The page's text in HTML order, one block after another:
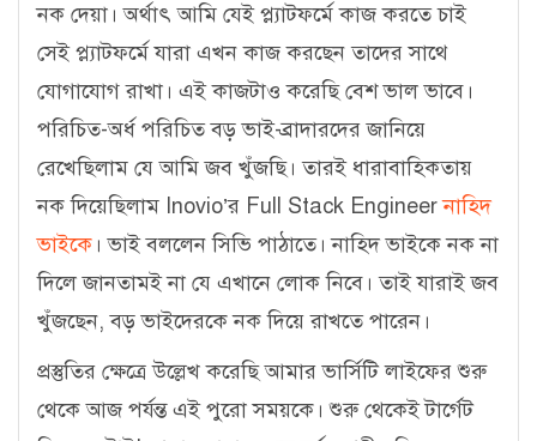
নক দেয়া। অর্থাৎ আমি যেই প্ল্যাটফর্মে কাজ করতে চাই
সেই প্ল্যাটফর্মে যারা এখন কাজ করছেন তাদের সাথে
যোগাযোগ রাখা। এই কাজটাও করেছি বেশ ভাল ভাবে।
পরিচিত-অর্ধ পরিচিত বড় ভাই-ব্রাদারদের জানিয়ে
রেখেছিলাম যে আমি জব খুঁজছি। তারই ধারাবাহিকতায়
নক দিয়েছিলাম Inovio’র Full Stack Engineerনাহিদ
ভাইকে । ভাই বললেন সিভি পাঠাতে। নাহিদ ভাইকে নক না
দিলে জানতামই না যে এখানে লোক নিবে। তাই যারাই জব
খুঁজছেন, বড় ভাইদেরকে নক দিয়ে রাখতে পারেন।
প্রস্তুতির ক্ষেত্রে উল্লেখ করেছি আমার ভার্সিটি লাইফের শুরু
থেকে আজ পর্যন্ত এই পুরো সময়কে। শুরু থেকেই টার্গেট